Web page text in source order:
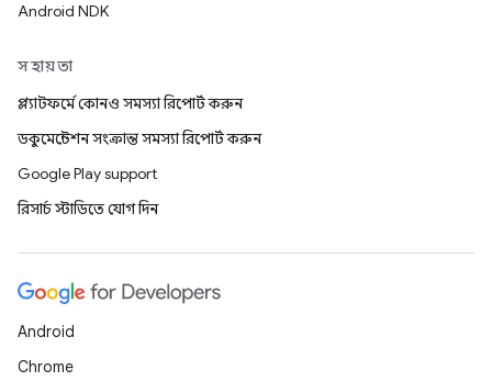
Android NDK
সহায়তা
প্ল্যাটফর্মে কোনও সমস্যা রিপোর্ট করুন
ডকুমেন্টেশন সংক্রান্ত সমস্যা রিপোর্ট করুন
Google Play support
রিসার্চ স্টাডিতে যোগ দিন
Android
Chrome